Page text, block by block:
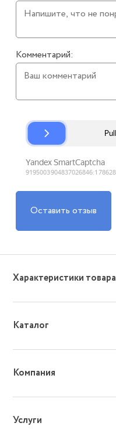
Комментарий:
Оставить отзыв
Характеристики товара
Каталог
Компания
Услуги